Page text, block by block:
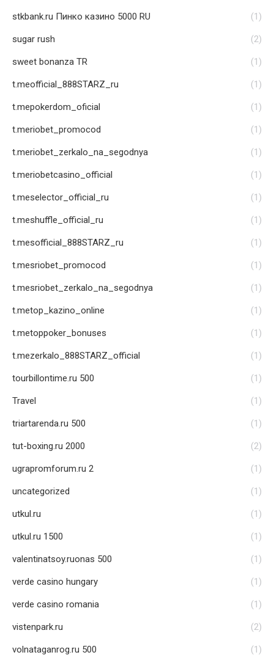
stkbank.ru Пинко казино 5000 RU (1)
sugar rush (2)
sweet bonanza TR (1)
t.meofficial_888STARZ_ru (1)
t.mepokerdom_oficial (1)
t.meriobet_promocod (1)
t.meriobet_zerkalo_na_segodnya (1)
t.meriobetcasino_official (1)
t.meselector_official_ru (1)
t.meshuffle_official_ru (1)
t.mesofficial_888STARZ_ru (1)
t.mesriobet_promocod (1)
t.mesriobet_zerkalo_na_segodnya (1)
t.metop_kazino_online (1)
t.metoppoker_bonuses (1)
t.mezerkalo_888STARZ_official (1)
tourbillontime.ru 500 (1)
Travel (1)
triartarenda.ru 500 (1)
tut-boxing.ru 2000 (2)
ugrapromforum.ru 2 (1)
uncategorized (1)
utkul.ru (1)
utkul.ru 1500 (1)
valentinatsoy.ruonas 500 (1)
verde casino hungary (1)
verde casino romania (1)
vistenpark.ru (2)
volnataganrog.ru 500 (1)